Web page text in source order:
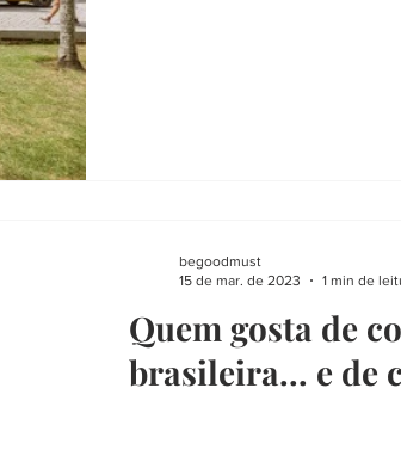
Quem gosta de
brasileira... e de
begoodmust
15 de mar. de 2023
1 min de